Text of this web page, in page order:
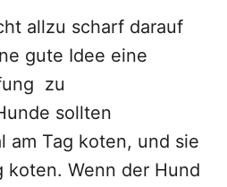
allzu scharf darauf
gute Idee eine
zu
sollten
am Tag koten, und sie
koten. Wenn der Hund